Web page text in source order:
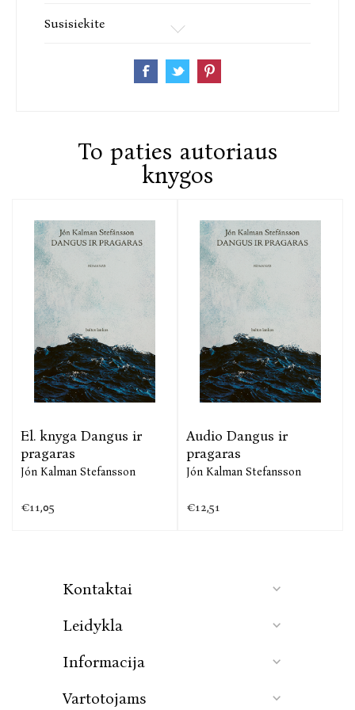
premijai. Parašė per dešimt romanų. „Dangus ir
Susisiekite
To paties autoriaus
knygos
El. knyga Dangus ir
pragaras
Jón Kalman Stefansson
€11,05
Audio Dangus ir
pragaras
Jón Kalman Stefansson
€12,51
Kontaktai
Leidykla
Informacija
Vartotojams